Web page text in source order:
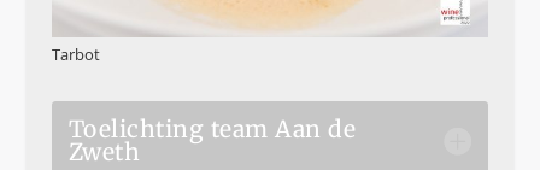
Tarbot
Toelichting team Aan de
Zweth